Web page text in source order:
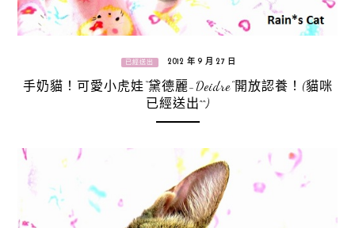
已經送出 2012 年 9 月 27 日
手奶貓！可愛小虎娃“黛德麗-Deidre”開放認養！(貓咪
已經送出^^)